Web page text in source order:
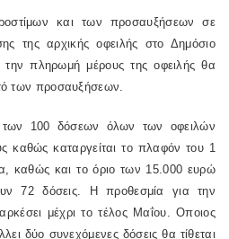
και των προσαυξήσεων σε
της αρχικής οφειλής στο Δημόσιο
την πληρωμή μέρους της οφειλής θα
των προσαυξήσεων.
100 δόσεων όλων των οφειλών
καθώς καταργείται το πλαφόν του 1
καθώς και το όριο των 15.000 ευρώ
72 δόσεις. Η προθεσμία για την
μέχρι το τέλος Μαΐου. Οποιος
δύο συνεχόμενες δόσεις θα τίθεται